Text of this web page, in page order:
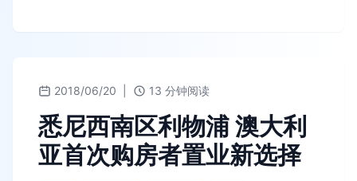
2018/06/20 13 分钟阅读
悉尼西南区利物浦 澳大利
亚首次购房者置业新选择